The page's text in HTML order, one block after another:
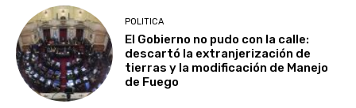
POLITICA
El Gobierno no pudo con la calle:
descartó la extranjerización de
tierras y la modificación de Manejo
de Fuego